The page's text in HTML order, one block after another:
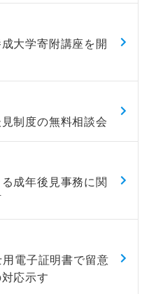
大学寄附講座を開
制度の無料相談会
成年後見事務に関
電子証明書で留意
応示す